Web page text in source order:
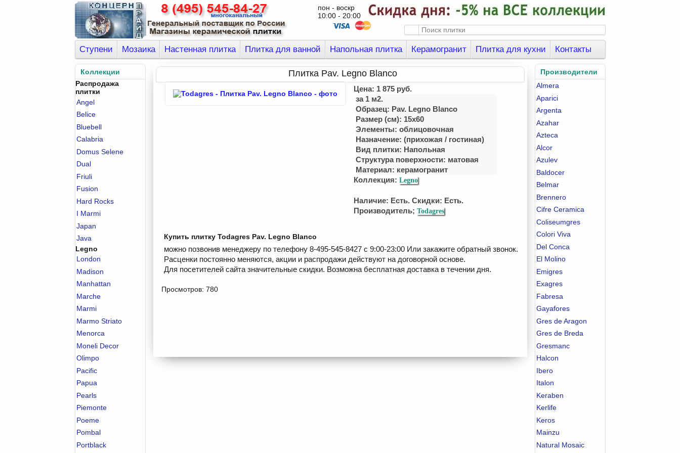
пон - воскр
10:00 - 20:00
Ступени Мозаика Настенная плитка Плитка для ванной Напольная плитка Керамогранит Плитка для кухни Контакты
Коллекции
Распродажа
плитки
Angel
Belice
Bluebell
Calabria
Domus Selene
Dual
Friuli
Fusion
Hard Rocks
I Marmi
Japan
Java
Legno
London
Madison
Manhattan
Marche
Marmi
Marmo Striato
Menorca
Moneli Decor
Olimpo
Pacific
Papua
Pearls
Piemonte
Poeme
Pombal
Portblack
Производители
Almera
Aparici
Argenta
Azahar
Azteca
Alcor
Azulev
Baldocer
Belmar
Brennero
Cifre Ceramica
Coliseumgres
Colori Viva
Del Conca
El Molino
Emigres
Exagres
Fabresa
Gayafores
Gres de Aragon
Gres de Breda
Gresmanc
Halcon
Ibero
Italon
Keraben
Kerlife
Keros
Mainzu
Natural Mosaic
Плитка Pav. Legno Blanco
Цена: 1 875 руб.
за 1 м2.
Образец: Pav. Legno Blanco
Размер (см): 15x60
Элементы: облицовочная
Назначение: (приxожая / гостиная)
Вид плитки: Напольная
Структура поверхности: матовая
Материал: керамогранит
Коллекция:Legno
Наличие: Есть. Скидки: Есть.
Производитель;Todagres
Купить плитку Todagres Pav. Legno Blanco
можно позвонив менеджеру по телефону 8-495-545-8427 с 9:00-23:00 Или закажите обратный звонок.
Расценки постоянно меняются, акции и распродажи действуют на договорной основе.
Для посетителей сайта значительные скидки. Возможна бесплатная доставка в течении дня.
Просмотров: 780